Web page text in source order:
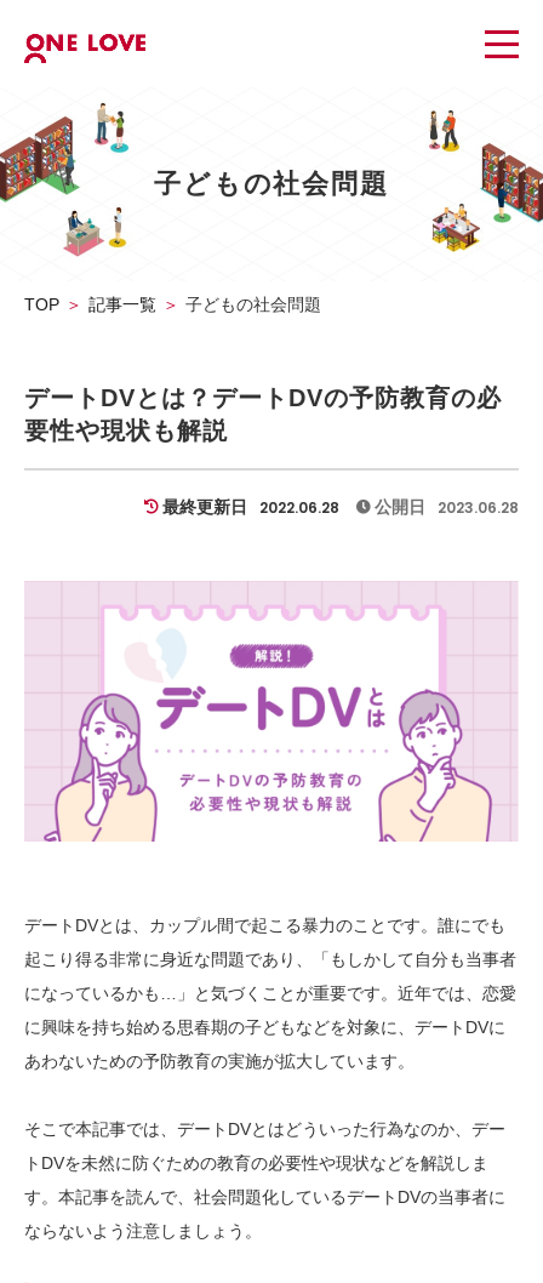
子どもの社会問題
TOP 記事一覧 子どもの社会問題
デートDVとは？デートDVの予防教育の必
要性や現状も解説
最終更新日 2022.06.28 公開日 2023.06.28
デートDVとは、カップル間で起こる暴力のことです。誰にでも
起こり得る非常に身近な問題であり、「もしかして自分も当事者
になっているかも…」と気づくことが重要です。近年では、恋愛
に興味を持ち始める思春期の子どもなどを対象に、デートDVに
あわないための予防教育の実施が拡大しています。
そこで本記事では、デートDVとはどういった行為なのか、デー
トDVを未然に防ぐための教育の必要性や現状などを解説しま
す。本記事を読んで、社会問題化しているデートDVの当事者に
ならないよう注意しましょう。